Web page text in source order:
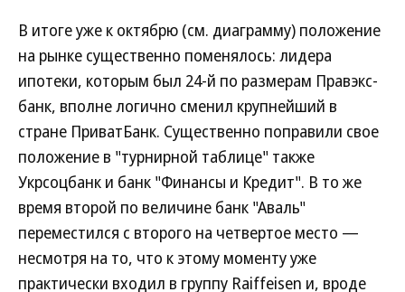
В итоге уже к октябрю (см. диаграмму) положение
на рынке существенно поменялось: лидера
ипотеки, которым был 24-й по размерам Правэкс-
банк, вполне логично сменил крупнейший в
стране ПриватБанк. Существенно поправили свое
положение в "турнирной таблице" также
Укрсоцбанк и банк "Финансы и Кредит". В то же
время второй по величине банк "Аваль"
переместился с второго на четвертое место —
несмотря на то, что к этому моменту уже
практически входил в группу Raiffeisen и, вроде